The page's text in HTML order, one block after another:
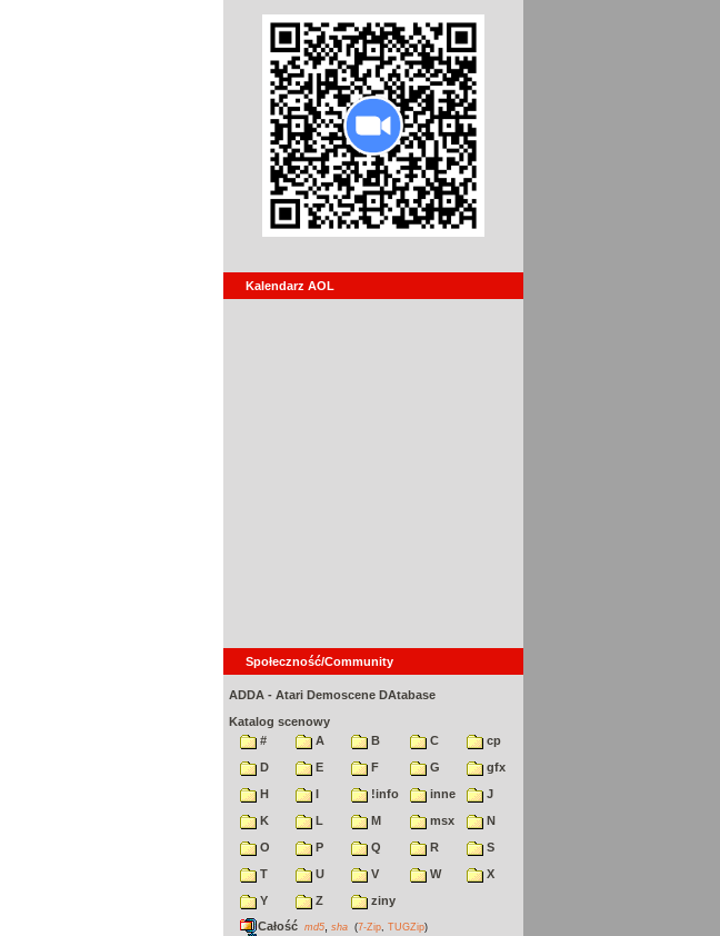
Kalendarz AOL
Społeczność/Community
ADDA - Atari Demoscene DAtabase
Katalog scenowy
#
A B C
cp
D
E F G
gfx
H
I !info inne
J
K
L M msx
N
O
P Q R
S
T
U V W
X
Y
Z
ziny
Całość md5 sha (7-Zip TUGZip)